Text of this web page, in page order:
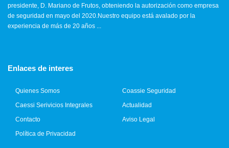
presidente, D. Mariano de Frutos, obteniendo la autorización como empresa
de seguridad en mayo del 2020.Nuestro equipo está avalado por la
experiencia de más de 20 años ...
Enlaces de interes
Quienes Somos
Coassie Seguridad
Caessi Serivicios Integrales
Actualidad
Contacto
Aviso Legal
Política de Privacidad